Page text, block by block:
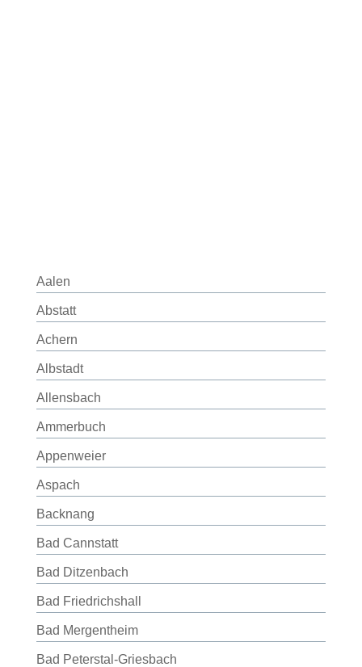
Aalen
Abstatt
Achern
Albstadt
Allensbach
Ammerbuch
Appenweier
Aspach
Backnang
Bad Cannstatt
Bad Ditzenbach
Bad Friedrichshall
Bad Mergentheim
Bad Peterstal-Griesbach